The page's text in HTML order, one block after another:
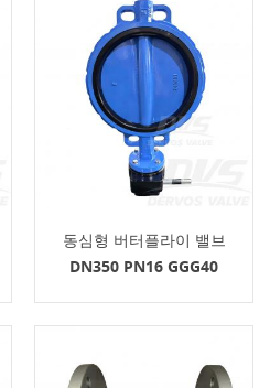
동심형 버터플라이 밸브
DN350 PN16 GGG40